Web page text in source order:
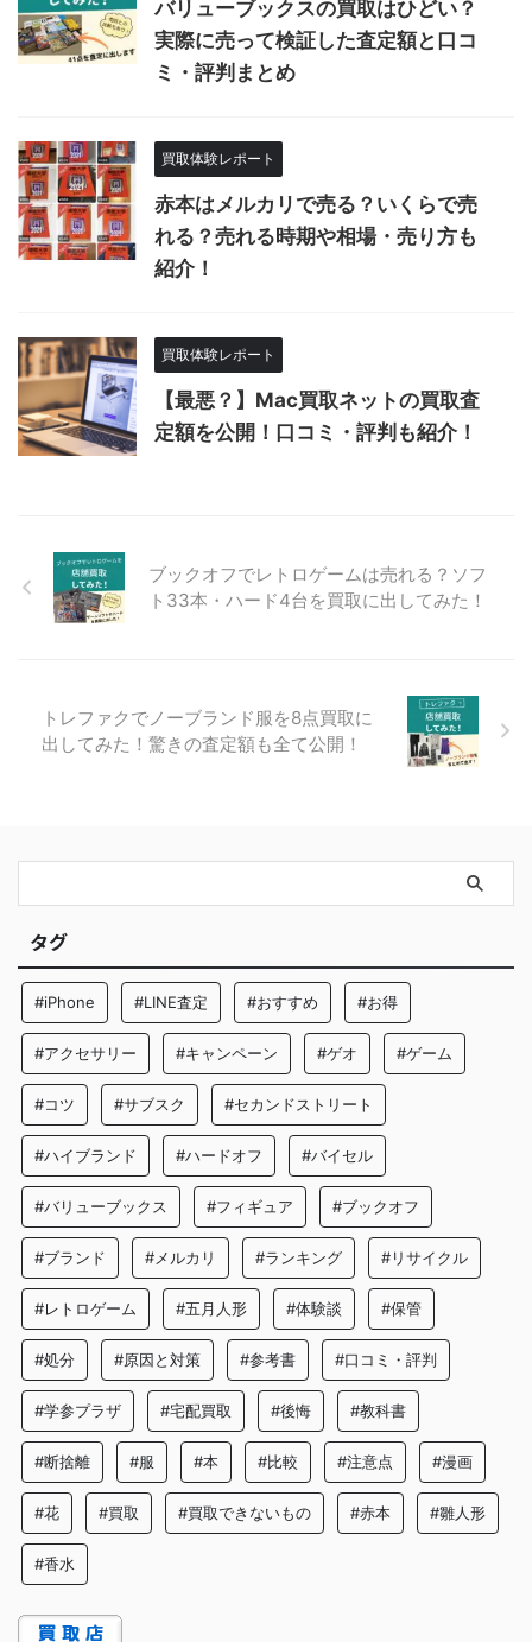
バリューブックスの買取はひどい？
実際に売って検証した査定額と口コ
ミ・評判まとめ
買取体験レポート
赤本はメルカリで売る？いくらで売
れる？売れる時期や相場・売り方も
紹介！
買取体験レポート
【最悪？】Mac買取ネットの買取査
定額を公開！口コミ・評判も紹介！
ブックオフでレトロゲームは売れる？ソフ
ト33本・ハード4台を買取に出してみた！
トレファクでノーブランド服を8点買取に
出してみた！驚きの査定額も全て公開！
タグ
#iPhone #LINE査定 #おすすめ #お得
#アクセサリー #キャンペーン #ゲオ #ゲーム
#コツ #サブスク #セカンドストリート
#ハイブランド #ハードオフ #バイセル
#バリューブックス #フィギュア #ブックオフ
#ブランド #メルカリ #ランキング #リサイクル
#レトロゲーム #五月人形 #体験談 #保管
#処分 #原因と対策 #参考書 #口コミ・評判
#学参プラザ #宅配買取 #後悔 #教科書
#断捨離 #服 #本 #比較 #注意点 #漫画
#花 #買取 #買取できないもの #赤本 #雛人形
#香水